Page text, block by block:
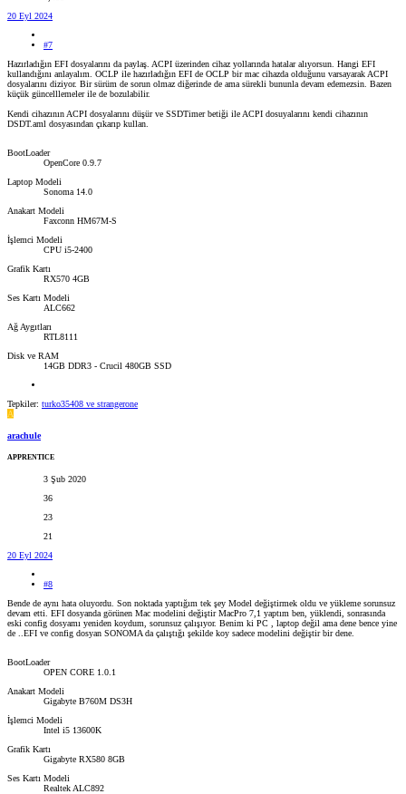
20 Eyl 2024
#7
Hazırladığın EFI dosyalarını da paylaş. ACPI üzerinden cihaz yollarında hatalar alıyorsun. Hangi EFI
kullandığını anlayalım. OCLP ile hazırladığın EFI de OCLP bir mac cihazda olduğunu varsayarak ACPI
dosyalarını diziyor. Bir sürüm de sorun olmaz diğerinde de ama sürekli bununla devam edemezsin. Bazen
küçük güncelllemeler ile de bozulabilir.
Kendi cihazının ACPI dosyalarını düşür ve SSDTimer betiği ile ACPI dosuyalarını kendi cihazının
DSDT.aml dosyasından çıkarıp kullan.
BootLoader
OpenCore 0.9.7
Laptop Modeli
Sonoma 14.0
Anakart Modeli
Faxconn HM67M-S
İşlemci Modeli
CPU i5-2400
Grafik Kartı
RX570 4GB
Ses Kartı Modeli
ALC662
Ağ Aygıtları
RTL8111
Disk ve RAM
14GB DDR3 - Crucil 480GB SSD
Tepkiler: turko35408 ve strangerone
A
arachule
APPRENTICE
3 Şub 2020
36
23
21
20 Eyl 2024
#8
Bende de aynı hata oluyordu. Son noktada yaptığım tek şey Model değiştirmek oldu ve yükleme sorunsuz
devam etti. EFI dosyanda görünen Mac modelini değiştir MacPro 7,1 yaptım ben, yüklendi, sonrasında
eski config dosyamı yeniden koydum, sorunsuz çalışıyor. Benim ki PC , laptop değil ama dene bence yine
de ..EFI ve config dosyan SONOMA da çalıştığı şekilde koy sadece modelini değiştir bir dene.
BootLoader
OPEN CORE 1.0.1
Anakart Modeli
Gigabyte B760M DS3H
İşlemci Modeli
Intel i5 13600K
Grafik Kartı
Gigabyte RX580 8GB
Ses Kartı Modeli
Realtek ALC892